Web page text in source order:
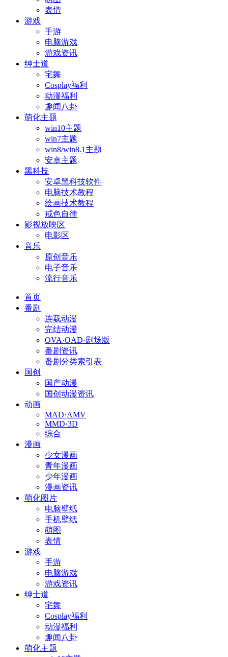
表情
游戏
手游
电脑游戏
游戏资讯
绅士道
宅舞
Cosplay福利
动漫福利
趣闻八卦
萌化主题
win10主题
win7主题
win8/win8.1主题
安卓主题
黑科技
安卓黑科技软件
电脑技术教程
绘画技术教程
戒色自律
影视放映区
电影区
音乐
原创音乐
电子音乐
流行音乐
首页
番剧
连载动漫
完结动漫
OVA·OAD·剧场版
番剧资讯
番剧分类索引表
国创
国产动漫
国创动漫资讯
动画
MAD·AMV
MMD·3D
综合
漫画
少女漫画
青年漫画
少年漫画
漫画资讯
萌化图片
电脑壁纸
手机壁纸
萌图
表情
游戏
手游
电脑游戏
游戏资讯
绅士道
宅舞
Cosplay福利
动漫福利
趣闻八卦
萌化主题